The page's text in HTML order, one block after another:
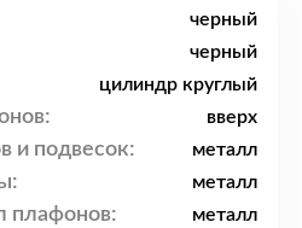
черный
черный
цилиндр круглый
вверх
и подвесок: металл
металл
плафонов: металл